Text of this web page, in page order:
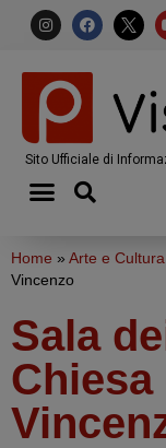
Sito Ufficiale di
Home » Arte e Cultura
Vincenzo
Sala
Chiesa